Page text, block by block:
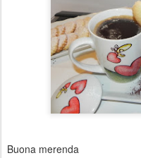
Buona merenda